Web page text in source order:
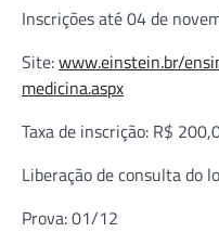
Inscrições até 04 de
Site:www.einstein.br/
medicina.aspx
Taxa de inscrição: R$
Liberação de consulta do
Prova: 01/12